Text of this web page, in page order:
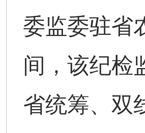
委监委驻省
间，该纪检
省统筹、双